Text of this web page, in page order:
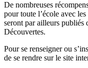
De nombreuses
pour toute l’école avec
seront par ailleurs publiés
Découvertes.
Pour se renseigner ou
de se rendre sur le site